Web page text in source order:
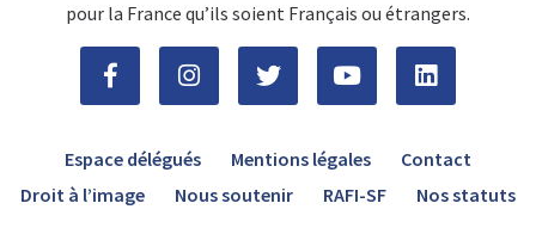
pour la France qu’ils soient Français ou étrangers.
Espace délégués Mentions légales
Contact
Droit à l’image
Nous soutenir RAFI-SF Nos statuts